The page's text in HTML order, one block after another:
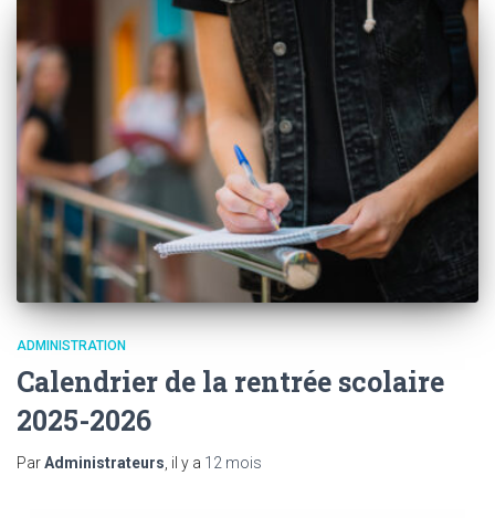
ADMINISTRATION
Calendrier de la rentrée scolaire
2025-2026
ParAdministrateurs, il y a 12 mois